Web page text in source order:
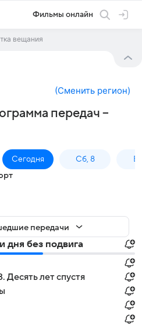
Фильмы онлайн
вещания
(Сменить регион)
передач –
Сегодня Сб, 8
передачи
дня без подвига
лет спустя